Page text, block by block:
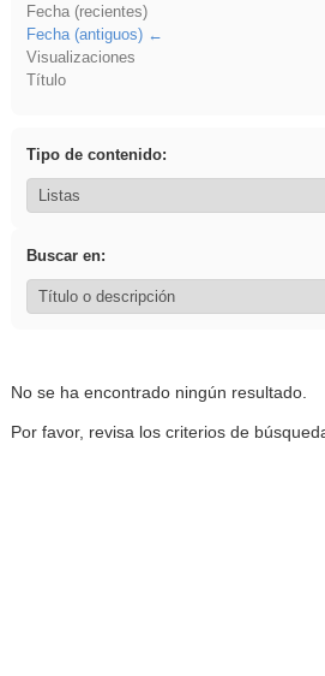
Fecha (recientes)
Fecha (antiguos)
Visualizaciones
Título
Tipo de contenido:
Buscar en:
No se ha encontrado ningún resultado.
Por favor, revisa los criterios de